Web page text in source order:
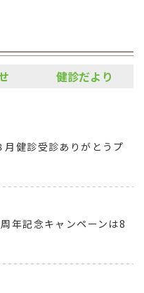
健診だより
月健診受診ありがとうプ
年記念キャンペーンは8